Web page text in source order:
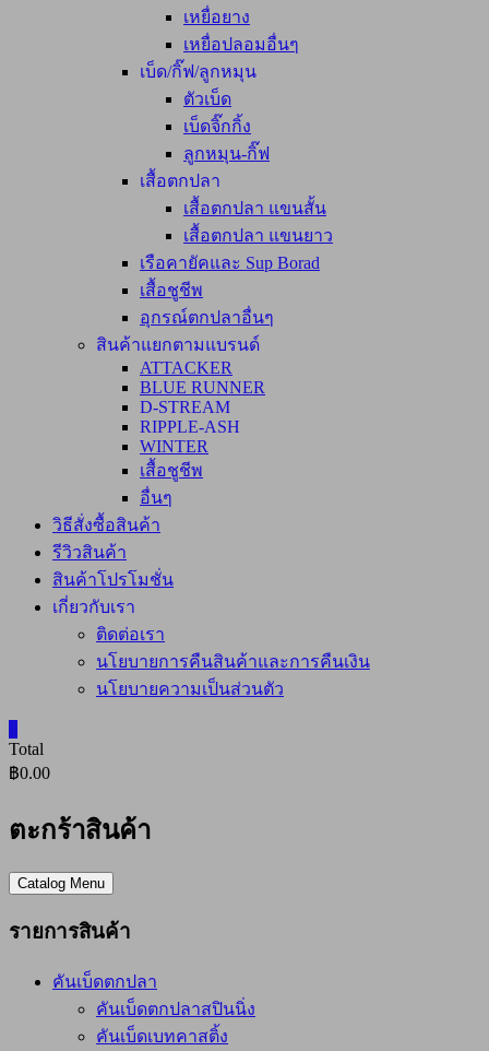
เหยื่อยาง
เหยื่อปลอมอื่นๆ
เบ็ด/กิ๊ฟ/ลูกหมุน
ตัวเบ็ด
เบ็ดจิ๊กกิ้ง
ลูกหมุน-กิ๊ฟ
เสื้อตกปลา
เสื้อตกปลา แขนสั้น
เสื้อตกปลา แขนยาว
เรือคายัคและ Sup Borad
เสื้อชูชีพ
อุกรณ์ตกปลาอื่นๆ
สินค้าแยกตามแบรนด์
ATTACKER
BLUE RUNNER
D-STREAM
RIPPLE-ASH
WINTER
เสื้อชูชีพ
อื่นๆ
วิธีสั่งซื้อสินค้า
รีวิวสินค้า
สินค้าโปรโมชั่น
เกี่ยวกับเรา
ติดต่อเรา
นโยบายการคืนสินค้าและการคืนเงิน
นโยบายความเป็นส่วนตัว
Total
฿0.00
ตะกร้าสินค้า
Catalog Menu
รายการสินค้า
คันเบ็ดตกปลา
คันเบ็ดตกปลาสปินนิ่ง
คันเบ็ดเบทคาสติ้ง